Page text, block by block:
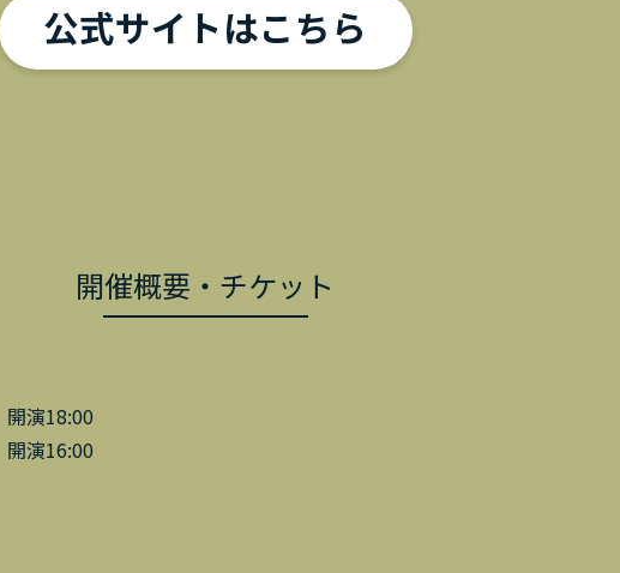
公式サイトはこちら
開催概要・チケット
演18:00
演16:00